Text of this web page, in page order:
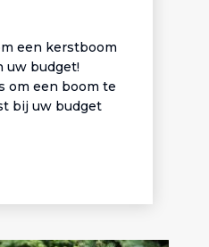
een kerstboom
uw budget!
om een boom te
bij uw budget